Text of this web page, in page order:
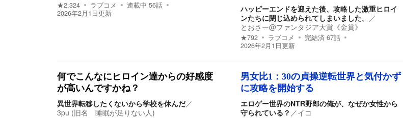
★2,324 ラブコメ 連載中 56話
2026年2月1日更新
ハッピーエンドを迎えた後、攻略した激重ヒロイ
ンたちに閉じ込められてしまいました。 ／
とおさー@ファンタジア大賞《金賞》
★792 ラブコメ 完結済 67話
2026年2月1日更新
何でこんなにヒロイン達からの好感度
が高いんですかね？
異世界転移したくないから学校を休んだ／
3pu (旧名 睡眠が足りない人)
男女比1：30の貞操逆転世界と気付かず
に攻略を開始する
エロゲー世界のNTR野郎の俺が、なぜか女性から
守られている？ ／イコ